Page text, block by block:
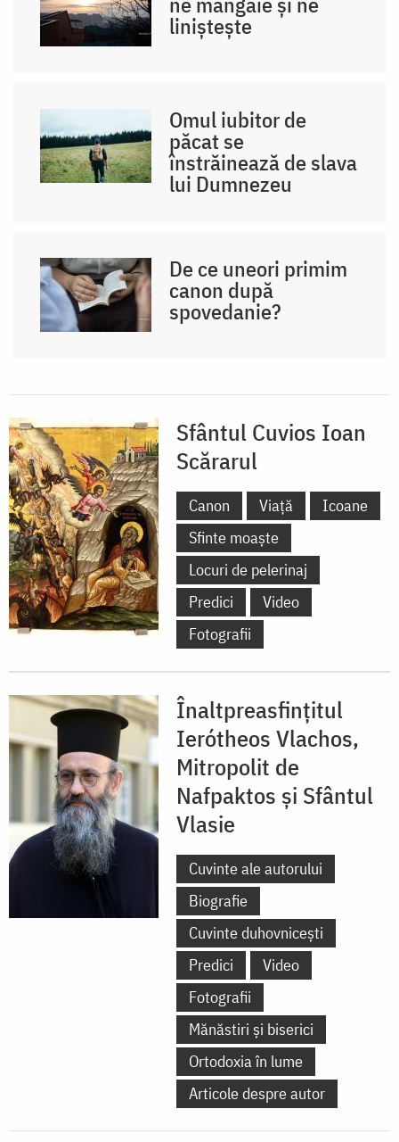
liniștește
Omul iubitor de
păcat se
înstrăinează de slava
lui Dumnezeu
De ce uneori primim
canon după
spovedanie?
Sfântul Cuvios Ioan
Scărarul
Canon Viață
Icoane
Sfinte moaște
Locuri de pelerinaj
Predici
Video
Fotografii
Înaltpreasfințitul
Ierótheos Vlachos,
Mitropolit de
Nafpaktos și Sfântul
Vlasie
Cuvinte ale autorului
Biografie
Cuvinte duhovnicești
Predici
Video
Fotografii
Mănăstiri și biserici
Ortodoxia în lume
Articole despre autor